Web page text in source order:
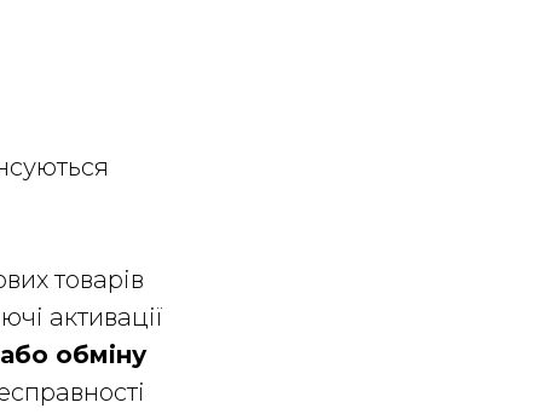
товарів
активації
обміну